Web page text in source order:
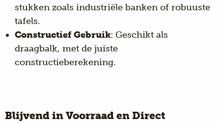
stukken zoals industriële banken of robuuste
tafels.
Constructief Gebruik: Geschikt als
draagbalk, met de juiste
constructieberekening.
Blijvend in Voorraad en Direct